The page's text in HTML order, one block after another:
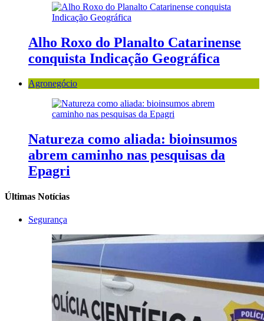
Alho Roxo do Planalto Catarinense
conquista Indicação Geográfica
Agronegócio
Natureza como aliada: bioinsumos
abrem caminho nas pesquisas da
Epagri
Últimas Notícias
Segurança